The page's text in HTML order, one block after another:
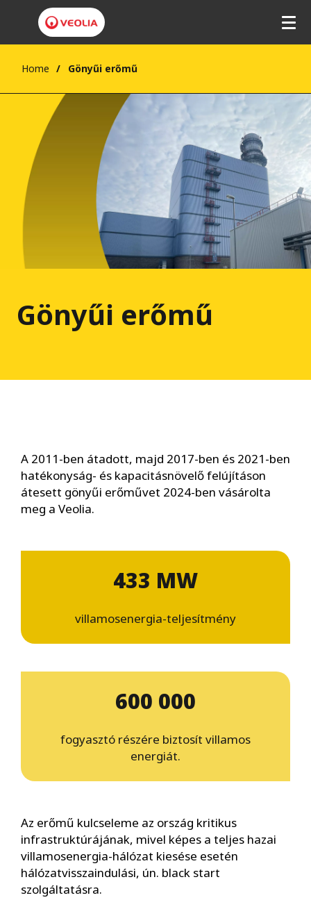
Home Gönyűi erőmű
Gönyűi erőmű
A 2011-ben átadott, majd 2017-ben és 2021-ben
hatékonyság- és kapacitásnövelő felújításon
átesett gönyűi erőművet 2024-ben vásárolta
meg a Veolia.
433 MW
villamosenergia-teljesítmény
600 000
fogyasztó részére biztosít villamos
energiát.
Az erőmű kulcseleme az ország kritikus
infrastruktúrájának, mivel képes a teljes hazai
villamosenergia-hálózat kiesése esetén
hálózatvisszaindulási, ún. black start
szolgáltatásra.